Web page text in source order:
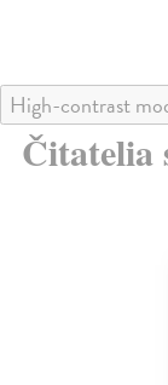
High-contrast
Čitatelia